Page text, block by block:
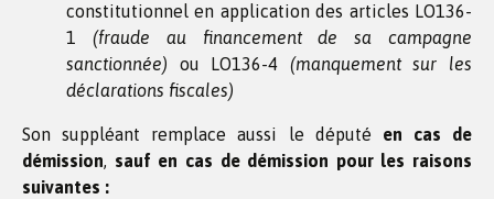
constitutionnel en application des articles LO136-
1 (fraude au financement de sa campagne
sanctionnée) ou LO136-4 (manquement sur les
déclarations fiscales)
Son suppléant remplace aussi le député en cas de
démission, sauf en cas de démission pour les raisons
suivantes :